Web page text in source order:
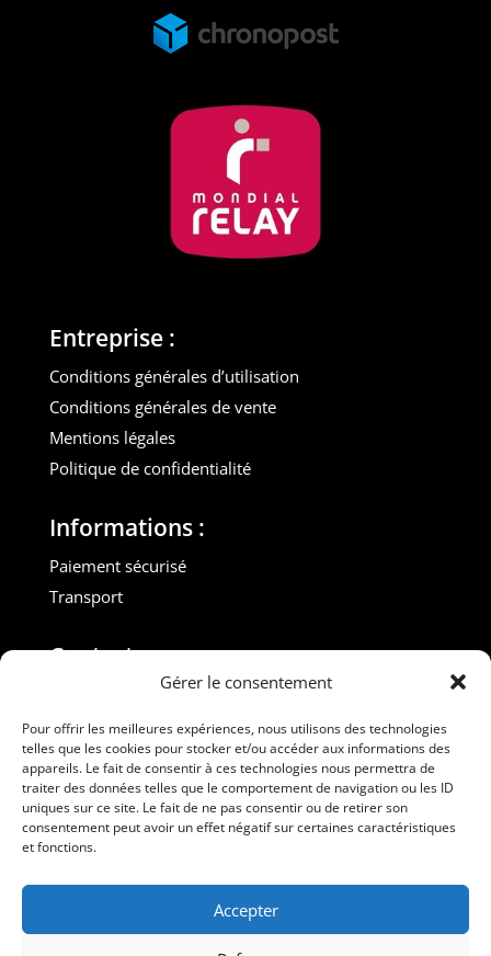
Gérer le consentement
Pour offrir les meilleures expériences, nous utilisons des technologies
telles que les cookies pour stocker et/ou accéder aux informations des
appareils. Le fait de consentir à ces technologies nous permettra de
traiter des données telles que le comportement de navigation ou les ID
uniques sur ce site. Le fait de ne pas consentir ou de retirer son
consentement peut avoir un effet négatif sur certaines caractéristiques
et fonctions.
Accepter
Entreprise :
Conditions générales d’utilisation
Conditions générales de vente
Mentions légales
Politique de confidentialité
Informations :
Paiement sécurisé
Transport
Contact :
M. Gilles ROUVEYROL
Tél. : +33(0)6 07 72 40 47
dansdebeauxdraps@gmail.com
Professionnels
Suivez-nous